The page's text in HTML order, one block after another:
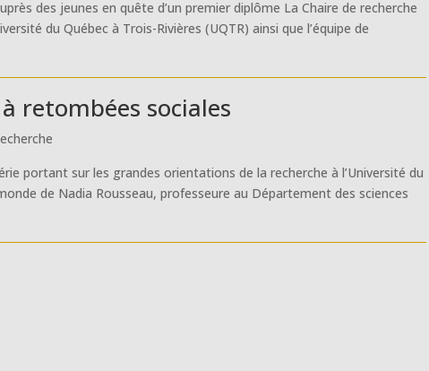
des jeunes en quête d’un premier diplôme La Chaire de recherche
du Québec à Trois-Rivières (UQTR) ainsi que l’équipe de
retombées sociales
portant sur les grandes orientations de la recherche à l’Université du
de Nadia Rousseau, professeure au Département des sciences